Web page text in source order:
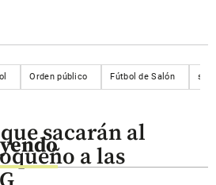
Orden público Fútbol de Salón
sacarán al
a las